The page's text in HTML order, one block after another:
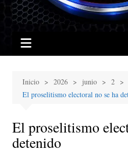
Inicio 2026 junio
2
El proselitismo electoral no se ha
El proselitismo
detenido